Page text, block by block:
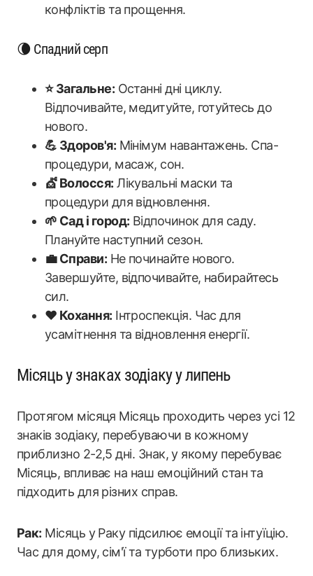
конфліктів та прощення.
🌘 Спадний серп
⭐ Загальне: Останні дні циклу.
Відпочивайте, медитуйте, готуйтесь до
нового.
💪 Здоров'я: Мінімум навантажень. Спа-
процедури, масаж, сон.
💇 Волосся: Лікувальні маски та
процедури для відновлення.
🌱 Сад і город: Відпочинок для саду.
Плануйте наступний сезон.
💼 Справи: Не починайте нового.
Завершуйте, відпочивайте, набирайтесь
сил.
❤️ Кохання: Інтроспекція. Час для
усамітнення та відновлення енергії.
Місяць у знаках зодіаку у липень
Протягом місяця Місяць проходить через усі 12
знаків зодіаку, перебуваючи в кожному
приблизно 2-2,5 дні. Знак, у якому перебуває
Місяць, впливає на наш емоційний стан та
підходить для різних справ.
Рак: Місяць у Раку підсилює емоції та інтуїцію.
Час для дому, сім'ї та турботи про близьких.